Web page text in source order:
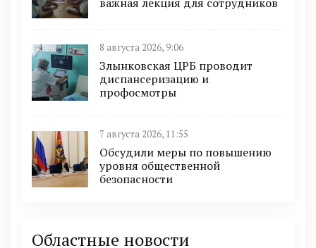
8 августа 2026, 9:06
Злынковская ЦРБ проводит
диспансеризацию и
профосмотры
7 августа 2026, 11:55
Обсудили меры по повышению
уровня общественной
безопасности
Областные новости